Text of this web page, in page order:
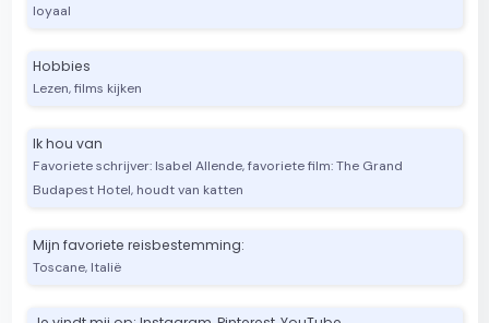
loyaal
Hobbies
Lezen, films kijken
Ik hou van
Favoriete schrijver: Isabel Allende, favoriete film: The Grand
Budapest Hotel, houdt van katten
Mijn favoriete reisbestemming:
Toscane, Italië